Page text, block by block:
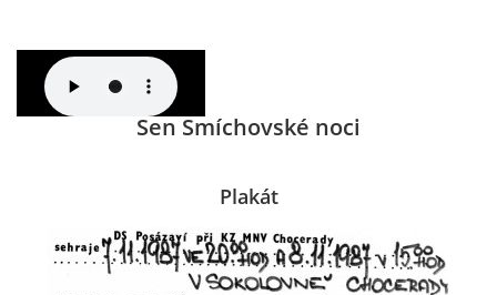
O NÁS
CO NOVÉHO ZKOUŠÍME
Sen Smíchovské noci
Plakát